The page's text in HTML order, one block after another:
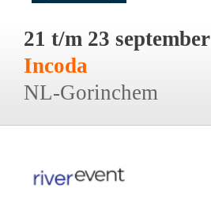
21 t/m 23 september
Incoda
NL-Gorinchem